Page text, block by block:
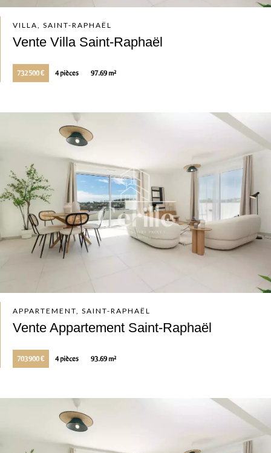
VILLA, SAINT-RAPHAËL
Vente Villa Saint-Raphaël
732 500 € 4 pièces 97.69 m²
APPARTEMENT, SAINT-RAPHAËL
Vente Appartement Saint-Raphaël
703 900 € 4 pièces 93.69 m²